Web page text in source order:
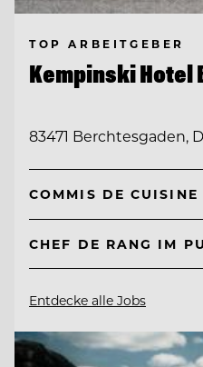
TOP ARBEITGEBER
Kempinski Hotel
83471 Berchtesgaden,
COMMIS DE
CHEF DE RANG IM
Entdecke alle Jobs